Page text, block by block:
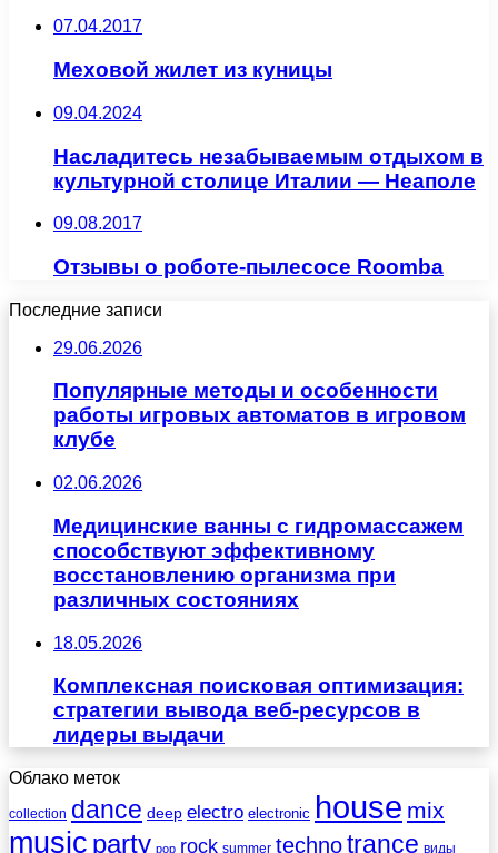
07.04.2017
Меховой жилет из куницы
09.04.2024
Насладитесь незабываемым отдыхом в
культурной столице Италии — Неаполе
09.08.2017
Отзывы о роботе-пылесосе Roomba
Последние записи
29.06.2026
Популярные методы и особенности
работы игровых автоматов в игровом
клубе
02.06.2026
Медицинские ванны с гидромассажем
способствуют эффективному
восстановлению организма при
различных состояниях
18.05.2026
Комплексная поисковая оптимизация:
стратегии вывода веб-ресурсов в
лидеры выдачи
Облако меток
collection dance deep electro electronic house mix
music party pop rock summer technotrance виды